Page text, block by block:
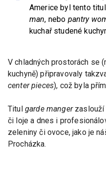
Americe byl tento
man, nebo pantry
kuchař studené
V chladných prostorách se
kuchyně) připravovaly
center pieces), což byla
Titul garde mangerzaslouží
či loje a dnes i
zeleniny či ovoce, jako je
Procházka.